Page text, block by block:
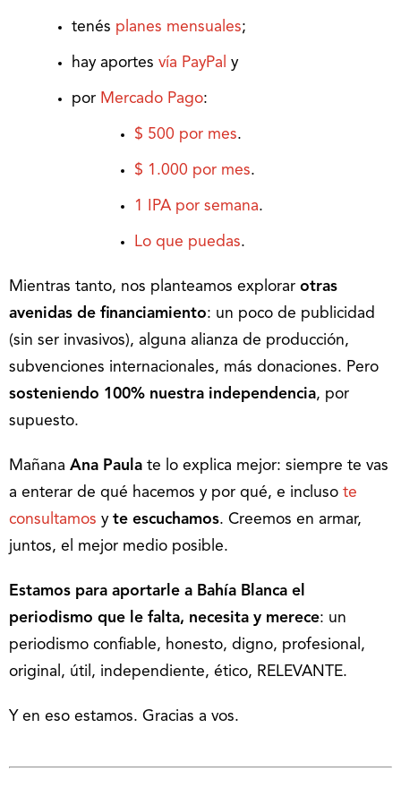
tenés planes mensuales;
hay aportes vía PayPal y
por Mercado Pago:
$ 500 por mes.
$ 1.000 por mes.
1 IPA por semana.
Lo que puedas.
Mientras tanto, nos planteamos explorar otras
avenidas de financiamiento: un poco de publicidad
(sin ser invasivos), alguna alianza de producción,
subvenciones internacionales, más donaciones. Pero
sosteniendo 100% nuestra independencia, por
supuesto.
Mañana Ana Paula te lo explica mejor: siempre te vas
a enterar de qué hacemos y por qué, e incluso te
consultamos y te escuchamos. Creemos en armar,
juntos, el mejor medio posible.
Estamos para aportarle a Bahía Blanca el
periodismo que le falta, necesita y merece: un
periodismo confiable, honesto, digno, profesional,
original, útil, independiente, ético, RELEVANTE.
Y en eso estamos. Gracias a vos.